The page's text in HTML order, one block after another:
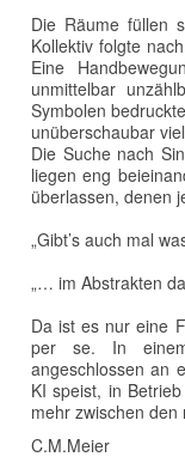
Die Räume füllen
Kollektiv folgte
Eine
unmittelbar
Symbolen
unüberschaubar
Die Suche nach
liegen eng
überlassen, denen
„Gibt’s auch mal
„… im Abstrakten
Da ist es nur eine
per se. In einem
angeschlossen an
KI speist, in
mehr zwischen
C.M.Meier